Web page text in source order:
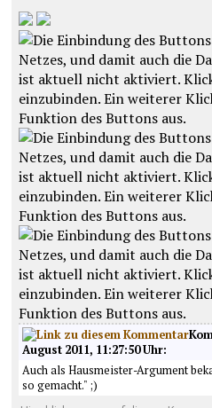
August 2011, 11:27:50 Uhr:
Auch als Hausmeister-Argument
so gemacht." ;)